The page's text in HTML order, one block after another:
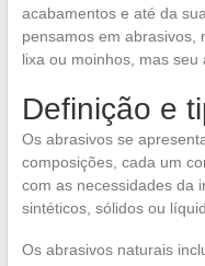
acabamentos e até da
pensamos em abrasivos,
lixa ou moinhos, mas seu
Definição e
Os abrasivos se
composições, cada um
com as necessidades da
sintéticos, sólidos ou
Os abrasivos naturais